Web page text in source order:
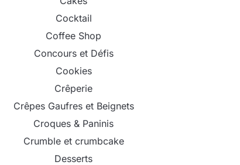
Cocktail
Coffee Shop
Concours et Défis
Cookies
Crêperie
Crêpes Gaufres et Beignets
Croques & Paninis
Crumble et crumbcake
Desserts